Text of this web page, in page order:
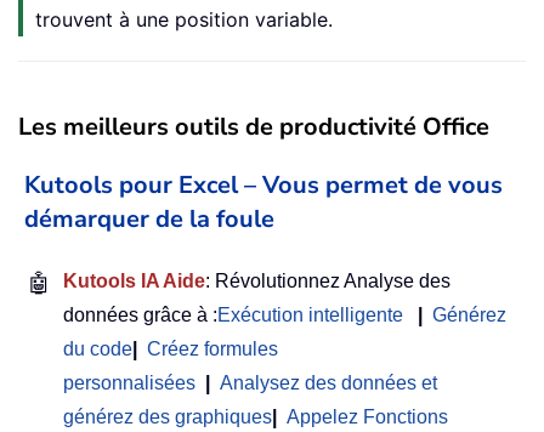
trouvent à une position variable.
Les meilleurs outils de productivité Office
Kutools pour Excel – Vous permet de vous
démarquer de la foule
🤖 Kutools IA Aide: Révolutionnez Analyse des
données grâce à :Exécution intelligente
Générez
du code
Créez formules
personnalisées
Analysez des données et
générez des graphiques
Appelez Fonctions